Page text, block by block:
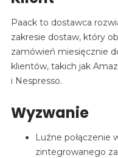
Paack to dostawca
zakresie dostaw, który
zamówień miesięcznie
klientów, takich jak
i Nespresso.
Wyzwanie
Luźne połączenie
zintegrowanego